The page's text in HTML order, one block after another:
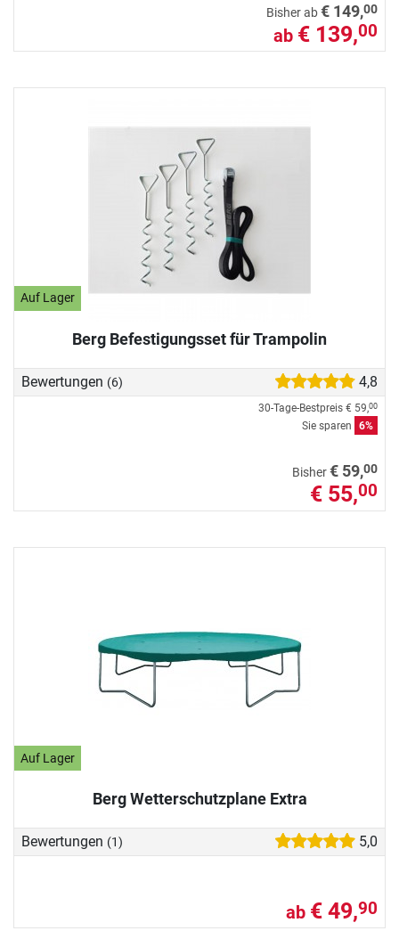
Bisher ab€ 149,00
ab € 139,00
Auf Lager
Berg Befestigungsset für Trampolin
Bewertungen (6) 4,8
30-Tage-Bestpreis € 59,00
Sie sparen 6%
Bisher€ 59,00
€ 55,00
Auf Lager
Berg Wetterschutzplane Extra
Bewertungen (1) 5,0
ab € 49,90